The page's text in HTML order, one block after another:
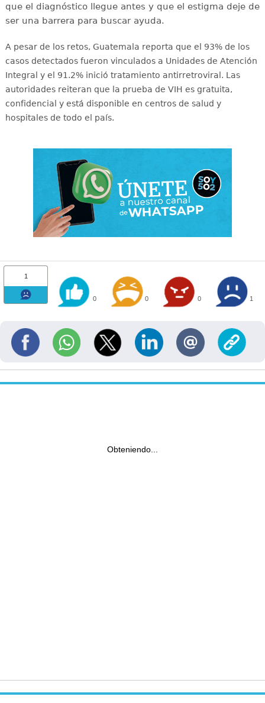
que el diagnóstico llegue antes y que el estigma deje de
ser una barrera para buscar ayuda.
A pesar de los retos, Guatemala reporta que el 93% de los
casos detectados fueron vinculados a Unidades de Atención
Integral y el 91.2% inició tratamiento antirretroviral . Las
autoridades reiteran que la prueba de VIH es gratuita,
confidencial y está disponible en centros de salud y
hospitales de todo el país.
1
0 0 0 1
Obteniendo...